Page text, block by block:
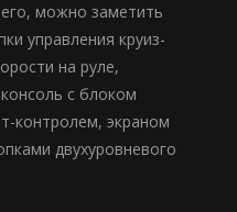
можно заметить
управления круиз-
на руле,
с блоком
контролем, экраном
двухуровневого